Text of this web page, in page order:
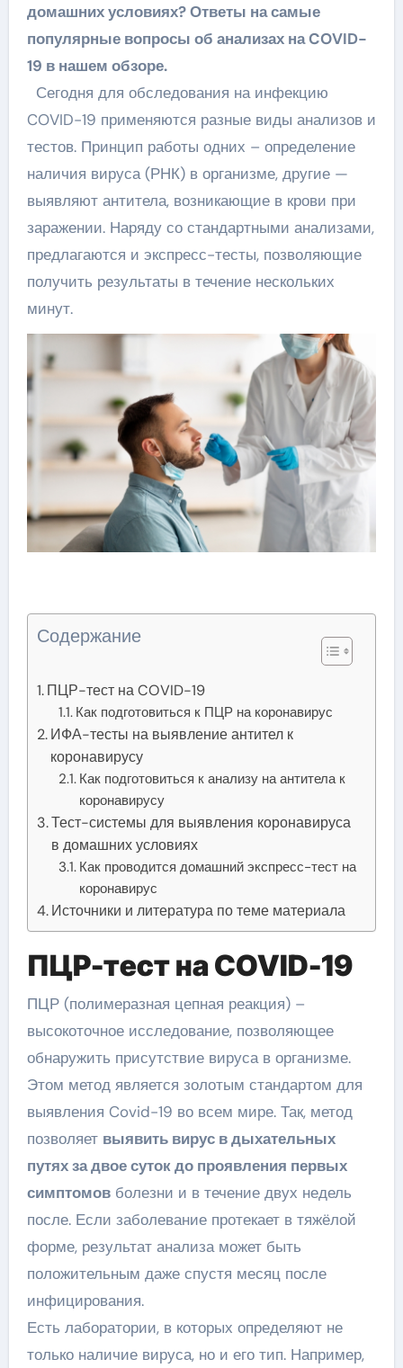
домашних условиях? Ответы на самые
популярные вопросы об анализах на COVID-
19 в нашем обзоре.
Сегодня для обследования на инфекцию
COVID-19 применяются разные виды анализов и
тестов. Принцип работы одних – определение
наличия вируса (РНК) в организме, другие —
выявляют антитела, возникающие в крови при
заражении. Наряду со стандартными анализами,
предлагаются и экспресс-тесты, позволяющие
получить результаты в течение нескольких
минут.
Содержание
ПЦР-тест на COVID-19
Как подготовиться к ПЦР на коронавирус
ИФА-тесты на выявление антител к
коронавирусу
Как подготовиться к анализу на антитела к
коронавирусу
Тест-системы для выявления коронавируса
в домашних условиях
Как проводится домашний экспресс-тест на
коронавирус
Источники и литература по теме материала
ПЦР-тест на COVID-19
ПЦР (полимеразная цепная реакция) –
высокоточное исследование, позволяющее
обнаружить присутствие вируса в организме.
Этом метод является золотым стандартом для
выявления Covid-19 во всем мире. Так, метод
позволяет выявить вирус в дыхательных
путях за двое суток до проявления первых
симптомовболезни и в течение двух недель
после. Если заболевание протекает в тяжёлой
форме, результат анализа может быть
положительным даже спустя месяц после
инфицирования.
Есть лаборатории, в которых определяют не
только наличие вируса, но и его тип. Например,